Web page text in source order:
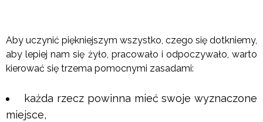
Aby uczynić piękniejszym wszystko, czego się dotkniemy,
aby lepiej nam się żyło, pracowało i odpoczywało, warto
kierować się trzema pomocnymi zasadami:
każda rzecz powinna mieć swoje wyznaczone
miejsce,